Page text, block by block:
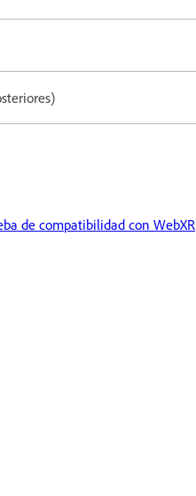
de compatibilidad con WebXR